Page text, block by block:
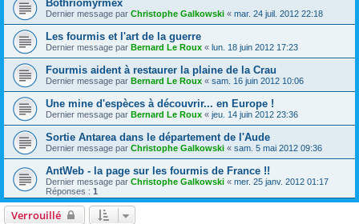
Bothriomyrmex
Dernier message par Christophe Galkowski « mar. 24 juil. 2012 22:18
Les fourmis et l'art de la guerre
Dernier message par Bernard Le Roux « lun. 18 juin 2012 17:23
Fourmis aident à restaurer la plaine de la Crau
Dernier message par Bernard Le Roux « sam. 16 juin 2012 10:06
Une mine d'espèces à découvrir... en Europe !
Dernier message par Bernard Le Roux « jeu. 14 juin 2012 23:36
Sortie Antarea dans le département de l'Aude
Dernier message par Christophe Galkowski « sam. 5 mai 2012 09:36
AntWeb - la page sur les fourmis de France !!
Dernier message par Christophe Galkowski « mer. 25 janv. 2012 01:17
Réponses : 1
Verrouillé